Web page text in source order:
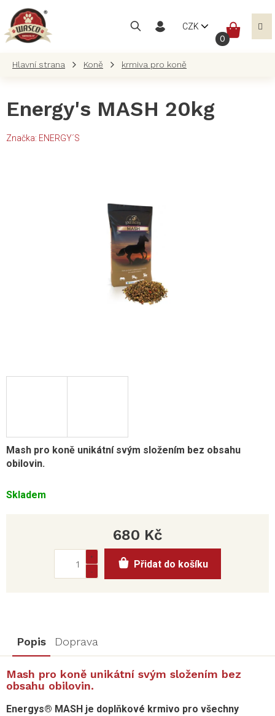
obsah
CZK
Koně krmiva pro koně
Energy's MASH 20kg
Značka: ENERGY´S
Skladem
Mash pro koně unikátní svým složením bez obsahu
obilovin.
680 Kč
cena:
Přidat do košíku
Popis Doprava
Mash pro koně unikátní svým složením bez
obsahu obilovin.
Energys® MASH je doplňkové krmivo pro všechny